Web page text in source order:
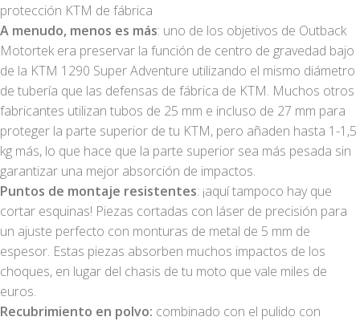
protección KTM de fábrica
A menudo, menos es más: uno de los objetivos de Outback
Motortek era preservar la función de centro de gravedad bajo
de la KTM 1290 Super Adventure utilizando el mismo diámetro
de tubería que las defensas de fábrica de KTM. Muchos otros
fabricantes utilizan tubos de 25 mm e incluso de 27 mm para
proteger la parte superior de tu KTM, pero añaden hasta 1-1,5
kg más, lo que hace que la parte superior sea más pesada sin
garantizar una mejor absorción de impactos.
Puntos de montaje resistentes: ¡aquí tampoco hay que
cortar esquinas! Piezas cortadas con láser de precisión para
un ajuste perfecto con monturas de metal de 5 mm de
espesor. Estas piezas absorben muchos impactos de los
choques, en lugar del chasis de tu moto que vale miles de
euros.
Recubrimiento en polvo: combinado con el pulido con